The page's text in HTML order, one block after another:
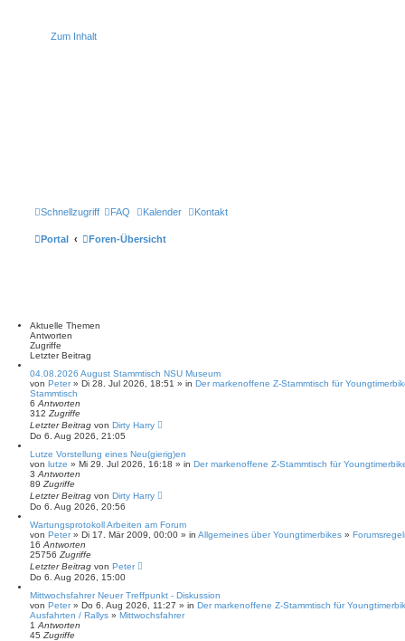
Zum Inhalt
Schnellzugriff FAQ Kalender Kontakt
Portal Foren-Übersicht
Aktuelle Themen
Antworten
Zugriffe
Letzter Beitrag
04.08.2026 August Stammtisch NSU Museum
von Peter» Di 28. Jul 2026, 18:51 » in Der markenoffene Z-Stammtisch für
Stammtisch
6 Antworten
312 Zugriffe
Letzter Beitrag von Dirty Harry
Do 6. Aug 2026, 21:05
Lutze Vorstellung eines Neu(gierig)en
von lutze » Mi 29. Jul 2026, 16:18 » in Der markenoffene Z-Stammtisch für
3 Antworten
89 Zugriffe
Letzter Beitrag von Dirty Harry
Do 6. Aug 2026, 20:56
Wartungsprotokoll Arbeiten am Forum
von Peter» Di 17. Mär 2009, 00:00 » in Allgemeines über Youngtimerbikes »
16 Antworten
25756 Zugriffe
Letzter Beitrag von Peter
Do 6. Aug 2026, 15:00
Mittwochsfahrer Neuer Treffpunkt - Diskussion
von Peter» Do 6. Aug 2026, 11:27 » in Der markenoffene Z-Stammtisch für
Ausfahrten / Rallys » Mittwochsfahrer
1 Antworten
45 Zugriffe